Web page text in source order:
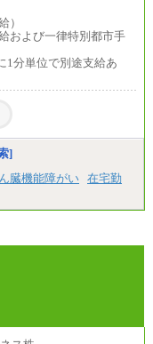
）
および一律特別都市手
1分単位で別途支給あ
]
臓機能障がい 在宅勤